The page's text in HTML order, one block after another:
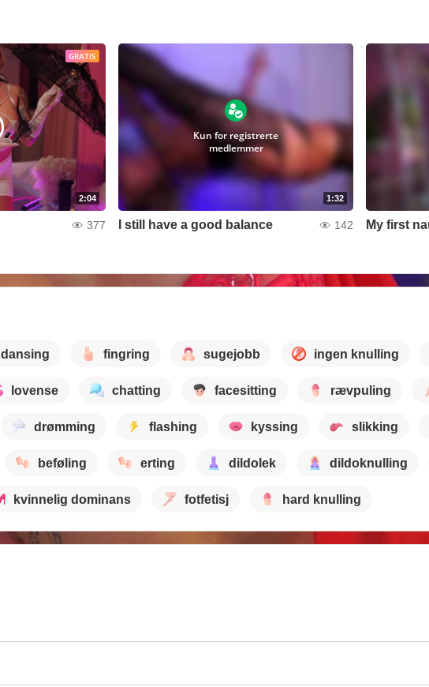
GRATIS
2:04
377
1:32
Kun for registrerte
medlemmer
I still have a good balance 142 My first
dansing fingring sugejobb ingen knulling
lovense chatting facesitting rævpuling
drømming flashing kyssing slikking
beføling erting dildolek dildoknulling
kvinnelig dominans fotfetisj hard knulling